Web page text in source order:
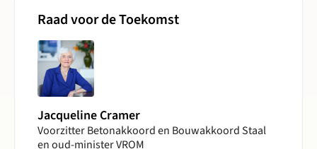
Raad voor de Toekomst
Jacqueline Cramer
Voorzitter Betonakkoord en Bouwakkoord Staal
en oud-minister VROM